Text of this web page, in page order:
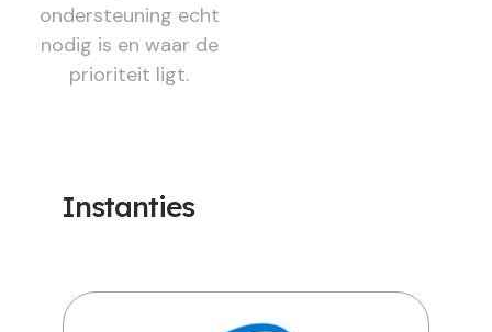
ondersteuning echt
nodig is en waar de
prioriteit ligt.
Instanties